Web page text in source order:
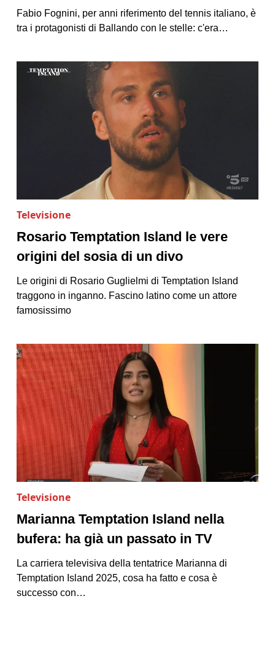
Fabio Fognini, per anni riferimento del tennis italiano, è
tra i protagonisti di Ballando con le stelle: c'era…
Televisione
Rosario Temptation Island le vere
origini del sosia di un divo
Le origini di Rosario Guglielmi di Temptation Island
traggono in inganno. Fascino latino come un attore
famosissimo
Televisione
Marianna Temptation Island nella
bufera: ha già un passato in TV
La carriera televisiva della tentatrice Marianna di
Temptation Island 2025, cosa ha fatto e cosa è
successo con…